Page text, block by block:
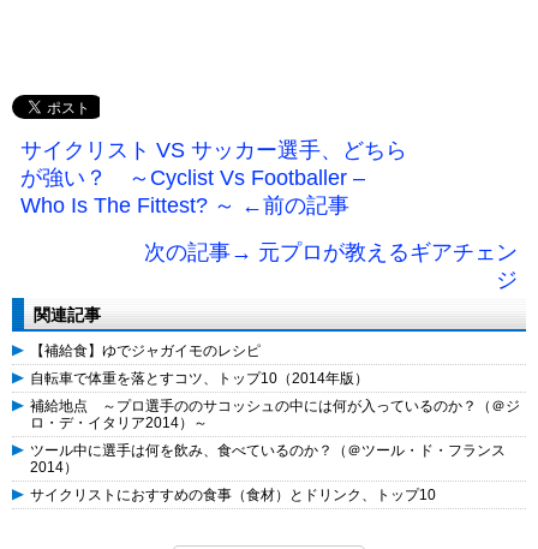
サイクリスト VS サッカー選手、どちら
が強い？ ～Cyclist Vs Footballer –
Who Is The Fittest? ～ ←前の記事
次の記事→ 元プロが教えるギアチェン
ジ
関連記事
【補給食】ゆでジャガイモのレシピ
自転車で体重を落とすコツ、トップ10（2014年版）
補給地点 ～プロ選手ののサコッシュの中には何が入っているのか？（＠ジ
ロ・デ・イタリア2014）～
ツール中に選手は何を飲み、食べているのか？（＠ツール・ド・フランス
2014）
サイクリストにおすすめの食事（食材）とドリンク、トップ10